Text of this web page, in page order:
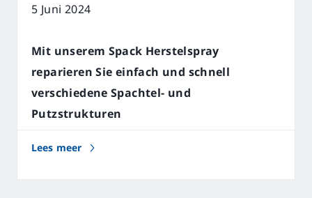
5 Juni 2024
Mit unserem Spack Herstelspray
reparieren Sie einfach und schnell
verschiedene Spachtel- und
Putzstrukturen
Lees meer